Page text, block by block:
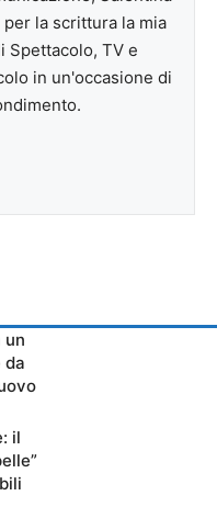
la scrittura la mia
Spettacolo, TV e
in un'occasione di
un
da
il